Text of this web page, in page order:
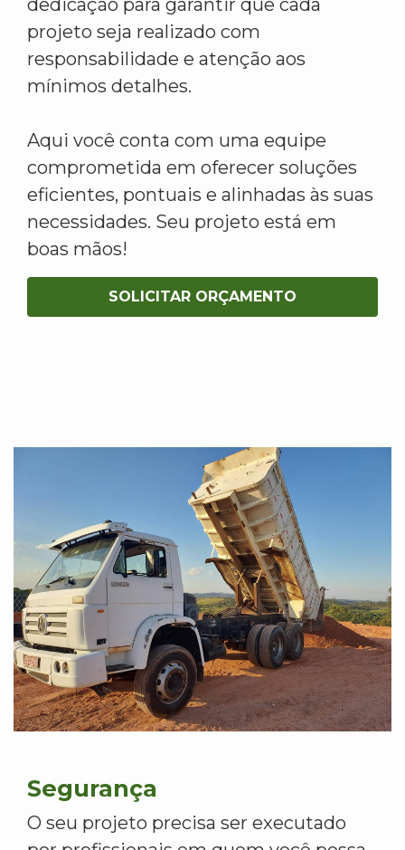
dedicação para garantir que cada
projeto seja realizado com
responsabilidade e atenção aos
mínimos detalhes.
Aqui você conta com uma equipe
comprometida em oferecer soluções
eficientes, pontuais e alinhadas às suas
necessidades. Seu projeto está em
boas mãos!
SOLICITAR ORÇAMENTO
Segurança
O seu projeto precisa ser executado